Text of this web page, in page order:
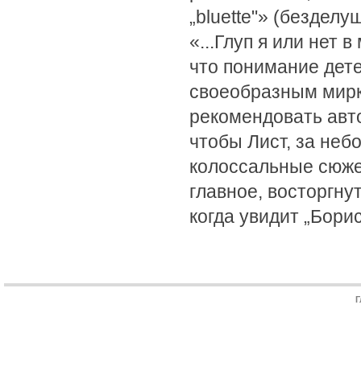
„bluette"»
«...Глуп я или нет в
что понимание
своеобразным
рекомендовать
чтобы Лист, за
колоссальные
главное,
когда увидит